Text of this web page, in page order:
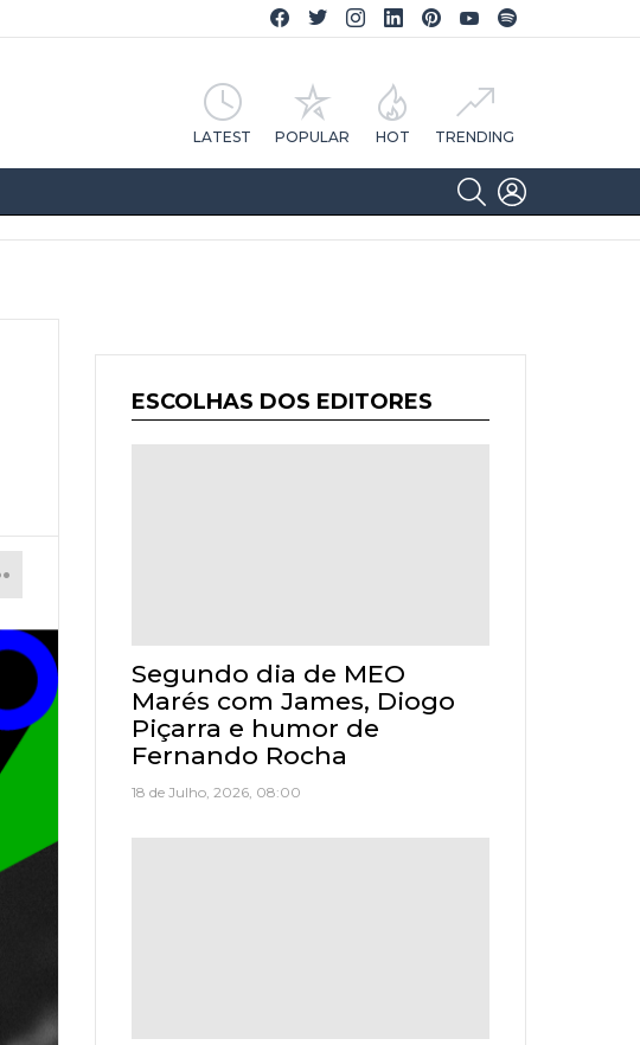
Facebook CA Notícias
Twitter CA Notícias
Instagram CA Notícias
Linkedin CA Notícias
Pinterest CA Notícias
YouTube CA Notícias
LATEST POPULAR HOT TRENDING
SEARCH
ESCOLHAS DOS EDITORES
Segundo dia de MEO
Marés com James, Diogo
Piçarra e humor de
Fernando Rocha
18 de Julho, 2026, 08:00